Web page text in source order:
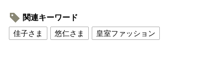
関連キーワード
佳子さま
悠仁さま 皇室ファッション